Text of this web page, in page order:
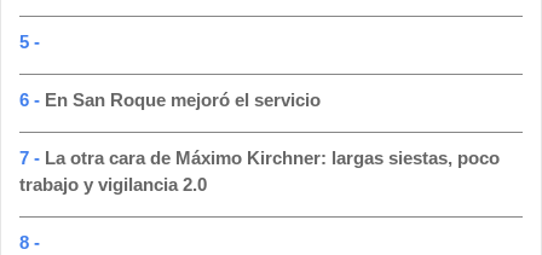
5 -
6 - En San Roque mejoró el servicio
7 - La otra cara de Máximo Kirchner: largas siestas, poco
trabajo y vigilancia 2.0
8 -